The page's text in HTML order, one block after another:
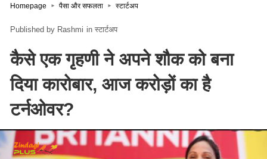
Homepage पैसा और सफलता स्टार्टअप
Rashmi in स्टार्टअप
कैसे एक गृहणी ने अपने शौक को बना
दिया कारोबार, आज करोड़ों का है
टर्नओवर?